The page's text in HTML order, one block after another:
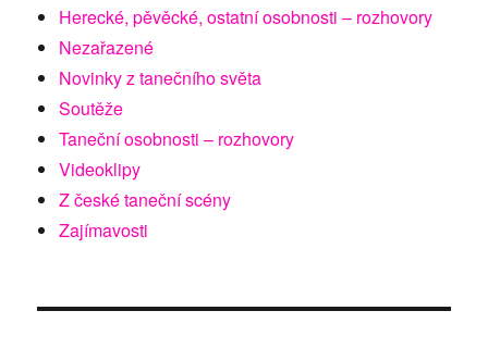
Herecké, pěvěcké, ostatní osobnosti – rozhovory
Nezařazené
Novinky z tanečního světa
Soutěže
Taneční osobnosti – rozhovory
Videoklipy
Z české taneční scény
Zajímavosti